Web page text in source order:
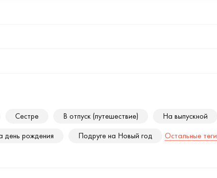
Сестре В отпуск (путешествие) На выпускной
день рождения Подруге на Новый год Остальные теги